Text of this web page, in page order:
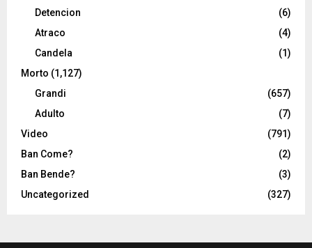
Detencion
(6)
Atraco
(4)
Candela
(1)
Morto (1,127)
Grandi
(657)
Adulto
(7)
Video
(791)
Ban Come?
(2)
Ban Bende?
(3)
Uncategorized
(327)